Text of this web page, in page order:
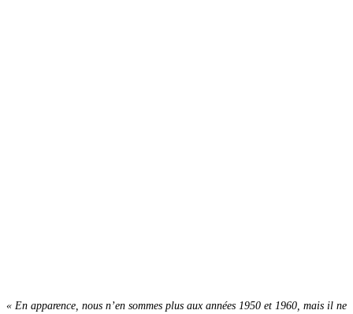
« En apparence, nous n’en sommes plus aux années 1950 et 1960, mais il ne